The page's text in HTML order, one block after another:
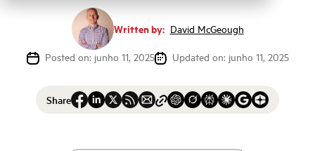
Written by: David McGeough
Posted on: junho 11, 2025
Updated on: junho 11, 2025
Share